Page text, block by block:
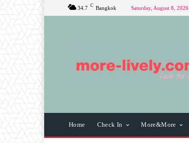
34.7 C Bangkok Saturday, August 8, 2026
Home Check In More&More